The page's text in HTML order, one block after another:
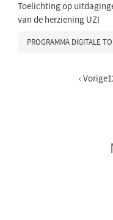
Toelichting op
van de herziening UZI
PROGRAMMA DIGITALE
Vorige
‹ Vorige1